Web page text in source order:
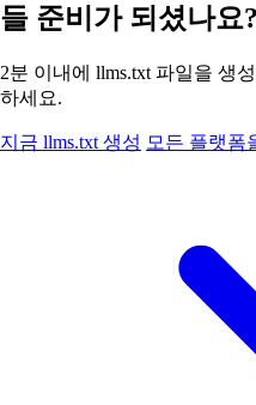
들 준비가 되셨나요?
2분 이내에 llms.txt 파일을 생
하세요.
지금 llms.txt 생성 모든 플랫폼